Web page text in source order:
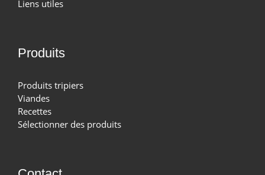
Liens utiles
Produits
Produits tripiers
Viandes
Recettes
Sélectionner des produits